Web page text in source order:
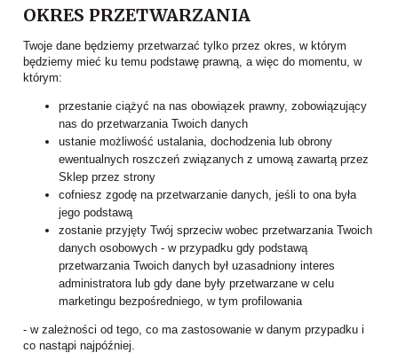
OKRES PRZETWARZANIA
Twoje dane będziemy przetwarzać tylko przez okres, w którym
będziemy mieć ku temu podstawę prawną, a więc do momentu, w
którym:
przestanie ciążyć na nas obowiązek prawny, zobowiązujący
nas do przetwarzania Twoich danych
ustanie możliwość ustalania, dochodzenia lub obrony
ewentualnych roszczeń związanych z umową zawartą przez
Sklep przez strony
cofniesz zgodę na przetwarzanie danych, jeśli to ona była
jego podstawą
zostanie przyjęty Twój sprzeciw wobec przetwarzania Twoich
danych osobowych - w przypadku gdy podstawą
przetwarzania Twoich danych był uzasadniony interes
administratora lub gdy dane były przetwarzane w celu
marketingu bezpośredniego, w tym profilowania
- w zależności od tego, co ma zastosowanie w danym przypadku i
co nastąpi najpóźniej.